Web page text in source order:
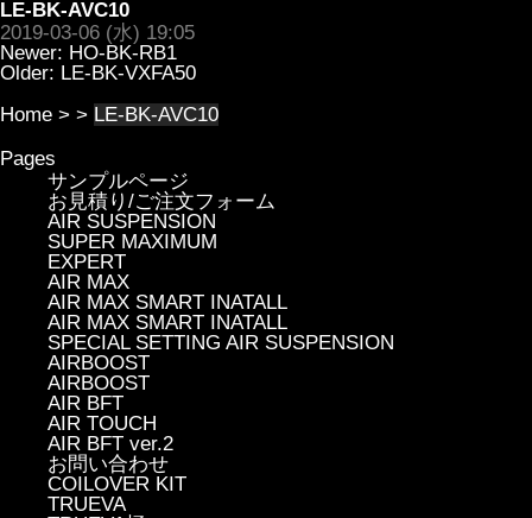
LE-BK-AVC10
2019-03-06 (水) 19:05
Newer: HO-BK-RB1
Older: LE-BK-VXFA50
Home > > LE-BK-AVC10
Pages
サンプルページ
お見積り/ご注文フォーム
AIR SUSPENSION
SUPER MAXIMUM
EXPERT
AIR MAX
AIR MAX SMART INATALL
AIR MAX SMART INATALL
SPECIAL SETTING AIR SUSPENSION
AIRBOOST
AIRBOOST
AIR BFT
AIR TOUCH
AIR BFT ver.2
お問い合わせ
COILOVER KIT
TRUEVA